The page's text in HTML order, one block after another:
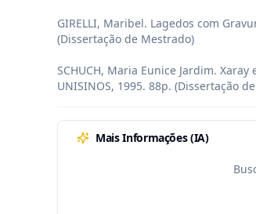
GIRELLI, Maribel. Lagedos com
(Dissertação de Mestrado)
SCHUCH, Maria Eunice Jardim.
UNISINOS, 1995. 88p. (Dissertação
Mais Informações (IA)